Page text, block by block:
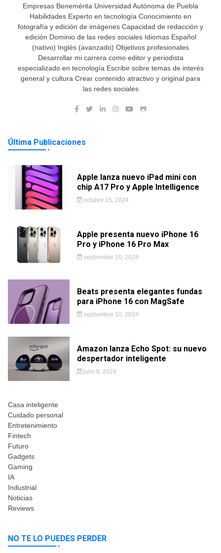
Empresas Benemérita Universidad Autónoma de Puebla
Habilidades Experto en tecnología Conocimiento en
fotografía y edición de imágenes Capacidad de redacción y
edición Dominio de las redes sociales Idiomas Español
(nativo) Inglés (avanzado) Objetivos profesionales
Desarrollar mi carrera como editor y periodista
especializado en tecnología Escribir sobre temas de interés
general y cultura Crear contenido atractivo y original para
las redes sociales
Última Publicaciones
Apple lanza nuevo iPad mini con
chip A17 Pro y Apple Intelligence
octubre 15, 2024
Apple presenta nuevo iPhone 16
Pro y iPhone 16 Pro Max
septiembre 10, 2024
Beats presenta elegantes fundas
para iPhone 16 con MagSafe
septiembre 10, 2024
Amazon lanza Echo Spot: su nuevo
despertador inteligente
julio 8, 2024
Casa inteligente
Cuidado personal
Entretenimiento
Fintech
Futuro
Gadgets
Gaming
IA
Industrial
Noticias
Reviews
NO TE LO PUEDES PERDER